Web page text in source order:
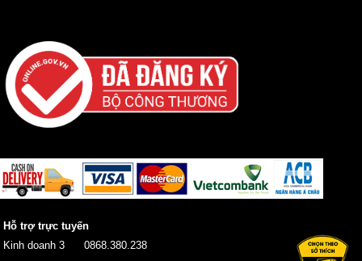
Hỗ trợ trực tuyến
Kinh doanh 3
0868.380.238